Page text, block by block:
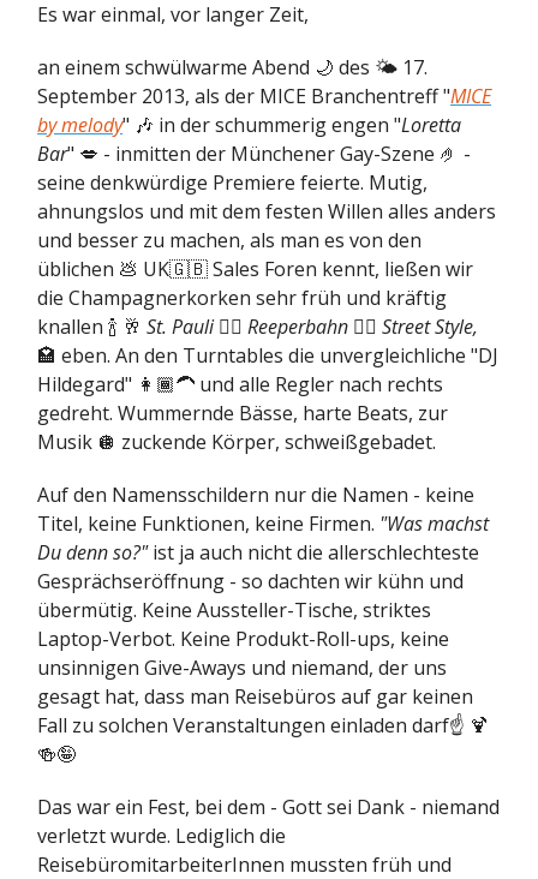
Es war einmal, vor langer Zeit,
an einem schwülwarme Abend 🌙 des 🌤 17.
September 2013, als der MICE Branchentreff "MICE
by melody" 🎶 in der schummerig engen "Loretta
Bar" 💋 - inmitten der Münchener Gay-Szene 🤌 -
seine denkwürdige Premiere feierte. Mutig,
ahnungslos und mit dem festen Willen alles anders
und besser zu machen, als man es von den
üblichen 💩 UK🇬🇧 Sales Foren kennt, ließen wir
die Champagnerkorken sehr früh und kräftig
knallen 🍾 🥂 St. Pauli🏴‍☠️ Reeperbahn 👯‍♀️ Street Style,
🏩 eben. An den Turntables die unvergleichliche "DJ
Hildegard" 👩🏾‍🦱 und alle Regler nach rechts
gedreht. Wummernde Bässe, harte Beats, zur
Musik 🪩 zuckende Körper, schweißgebadet.
Auf den Namensschildern nur die Namen - keine
Titel, keine Funktionen, keine Firmen. "Was machst
Du denn so?"ist ja auch nicht die allerschlechteste
Gesprächseröffnung - so dachten wir kühn und
übermütig. Keine Aussteller-Tische, striktes
Laptop-Verbot. Keine Produkt-Roll-ups, keine
unsinnigen Give-Aways und niemand, der uns
gesagt hat, dass man Reisebüros auf gar keinen
Fall zu solchen Veranstaltungen einladen darf☝️ 🍹
🍻🤪
Das war ein Fest, bei dem - Gott sei Dank - niemand
verletzt wurde. Lediglich die
ReisebüromitarbeiterInnen mussten früh und